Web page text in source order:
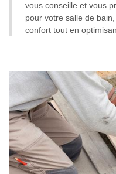
vous conseille et vous
pour votre salle de
confort tout en